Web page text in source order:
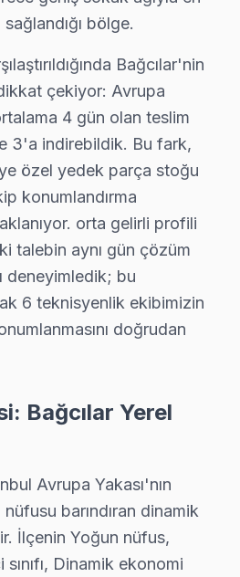
ve soğutma verimliliği artırımı
SMD komponent incelemesi
durumu değerlendirmesi —
kapsamı ve bakım raporu
yaptıran müşterilerimizde
Hizmeti – Yerinde
Hitachi televizyon
avantajları:
teşhis ve anlık fiyat teklifi
parça onayınız olmadan işlem
teknisyen ile güvenli servis
çıkması halinde bilgilendirme
servis kalitesinde teknik
Görülen Arızalar
teknolojisini kullanan
Bağcılar'de Hitachi'ın VA Panel
sağlandığı bölge.
Bağcılar'nin
çekiyor: Avrupa
4 gün olan teslim
3'a indirebildik. Bu fark,
özel yedek parça stoğu
konumlandırma
orta gelirli profili
talebin aynı gün çözüm
deneyimledik; bu
6 teknisyenlik ekibimizin
doğrudan
Bağcılar Yerel
Avrupa Yakası'nın
barındıran dinamik
İlçenin Yoğun nüfus,
Dinamik ekonomi